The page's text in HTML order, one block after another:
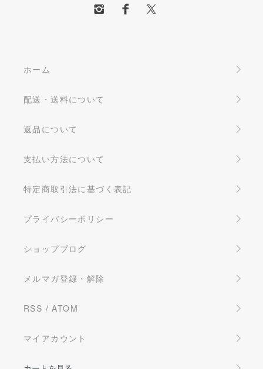
ホーム
配送・送料について
返品について
支払い方法について
特定商取引法に基づく表記
プライバシーポリシー
ショップブログ
メルマガ登録・解除
RSS /ATOM
マイアカウント